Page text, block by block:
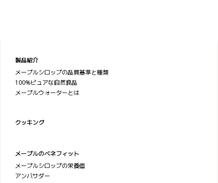
製品紹介
メープルシロップの品質基準と種類
100%ピュアな自然食品
メープルウォーターとは
クッキング
メープルのベネフィット
メープルシロップの栄養価
アンバサダー